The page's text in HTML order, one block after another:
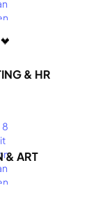
& HR
& ART